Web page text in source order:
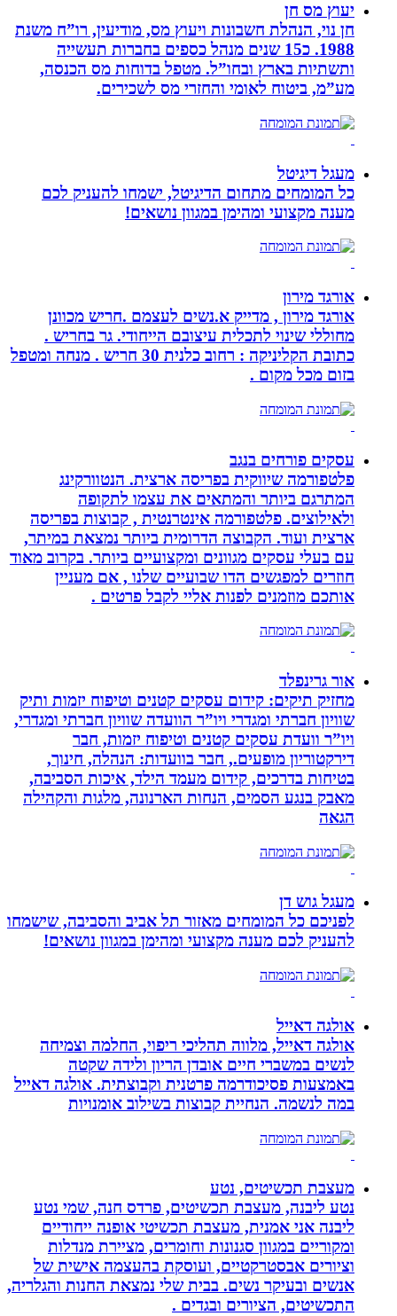
יעוץ מס חן
חן נוי, הנהלת חשבונות ויעוץ מס, מודיעין, רו”ח משנת
1988. כ15 שנים מנהל כספים בחברות תעשייה
ותשתיות בארץ ובחו”ל. מטפל בדוחות מס הכנסה,
מע”מ, ביטוח לאומי והחזרי מס לשכירים.
מעגל דיגיטל
כל המומחים מתחום הדיגיטל, ישמחו להעניק לכם
מענה מקצועי ומהימן במגוון נושאים!
אורגד מירון
אורגד מירון , מדייק א.נשים לעצמם .חריש מכוונן
מחוללי שינוי לתכלית עיצובם הייחודי. גר בחריש .
כתובת הקליניקה : רחוב כלנית 30 חריש . מנחה ומטפל
בזום מכל מקום .
עסקים פורחים בנגב
פלטפורמה שיווקית בפריסה ארצית. הנטוורקינג
המתרגם ביותר והמתאים את עצמו לתקופה
ולאילוצים. פלטפורמה אינטרנטית , קבוצות בפריסה
ארצית ועוד. הקבוצה הדרומית ביותר נמצאת במיתר,
עם בעלי עסקים מגוונים ומקצועיים ביותר. בקרוב מאוד
חוזרים למפגשים הדו שבועיים שלנו , אם מעניין
אותכם מוזמנים לפנות אליי לקבל פרטים .
אור גרינפלד
מחזיק תיקים: קידום עסקים קטנים וטיפוח יזמות ותיק
שוויון חברתי ומגדרי ויו”ר הוועדה שוויון חברתי ומגדרי,
ויו”ר וועדת עסקים קטנים וטיפוח יזמות, חבר
דירקטוריון מופעים., חבר בוועדות: הנהלה, חינוך,
בטיחות בדרכים, קידום מעמד הילד, איכות הסביבה,
מאבק בנגע הסמים, הנחות הארנונה, מלגות והקהילה
מעגל גוש דן
לפניכם כל המומחים מאזור תל אביב והסביבה, שישמחו
להעניק לכם מענה מקצועי ומהימן במגוון נושאים!
אולגה דאייל
אולגה דאייל, מלווה תהליכי ריפוי, החלמה וצמיחה
לנשים במשברי חיים אובדן הריון ולידה שקטה
באמצעות פסיכודרמה פרטנית וקבוצתית. אולגה דאייל
במה לנשמה. ‏הנחיית קבוצות בשילוב אומנויות‏
מעצבת תכשיטים, נטע
נטע ליבנה, מעצבת תכשיטים, פרדס חנה, שמי נטע
ליבנה אני אמנית, מעצבת תכשיטי אופנה ייחודיים
ומקוריים במגוון סגנונות וחומרים, מציירת מנדלות
וציורים אבסטרקטיים, ועוסקת בהעצמה אישית של
אנשים ובעיקר נשים. בבית שלי נמצאת החנות והגלריה,
התכשיטים, הציורים ובגדים .